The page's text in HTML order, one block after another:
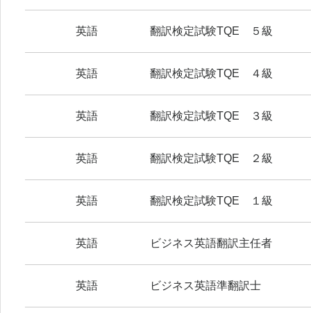
英語 翻訳検定試験TQE ５級
英語 翻訳検定試験TQE ４級
英語 翻訳検定試験TQE ３級
英語 翻訳検定試験TQE ２級
英語 翻訳検定試験TQE １級
英語 ビジネス英語翻訳主任者
英語 ビジネス英語準翻訳士